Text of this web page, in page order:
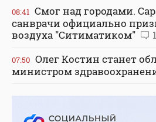
08:41 Смог над городами.
санврачи официально
воздуха "Ситиматиком"
1
07:50 Олег Костин станет
министром